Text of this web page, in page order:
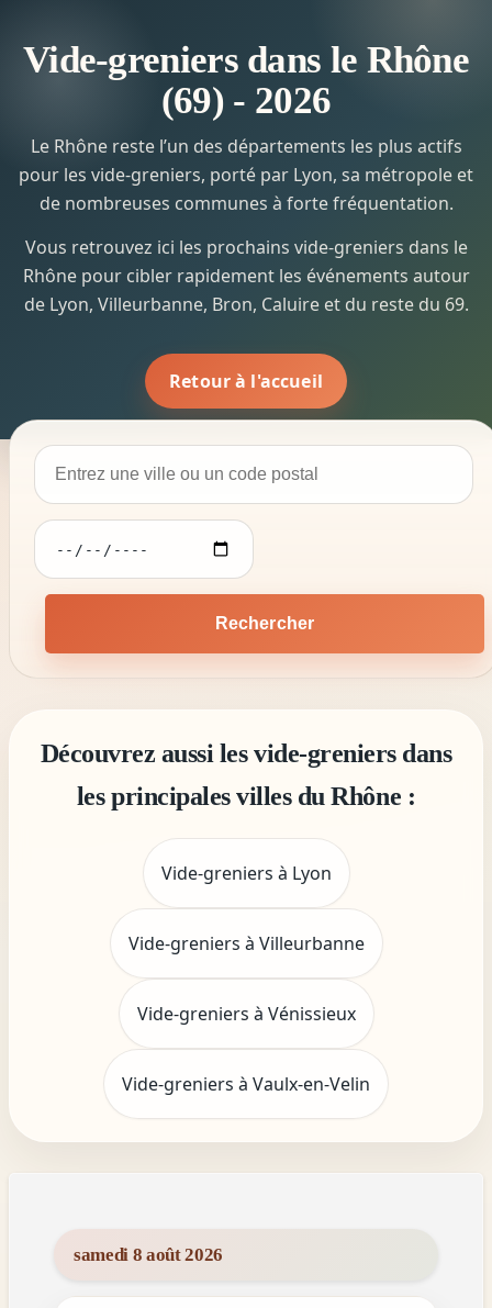
Vide-greniers dans le Rhône
(69) - 2026
Le Rhône reste l’un des départements les plus actifs
pour les vide-greniers, porté par Lyon, sa métropole et
de nombreuses communes à forte fréquentation.
Vous retrouvez ici les prochains vide-greniers dans le
Rhône pour cibler rapidement les événements autour
de Lyon, Villeurbanne, Bron, Caluire et du reste du 69.
Retour à l'accueil
Rechercher
Découvrez aussi les vide-greniers dans
les principales villes du Rhône :
Vide-greniers à Lyon
Vide-greniers à Villeurbanne
Vide-greniers à Vénissieux
Vide-greniers à Vaulx-en-Velin
samedi 8 août 2026